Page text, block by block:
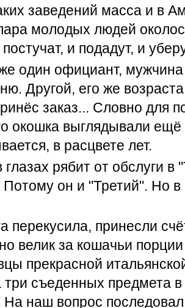
заведений масса и в
молодых людей
и подадут, и
один официант,
Другой, его же
заказ... Словно для
окошка выглядывали
в расцвете лет.
глазах рябит от обслуги
Потому он и "Третий". Но в
перекусила, принесли
велик за кошачьи
прекрасной
съеденных предмета в
На наш вопрос последовал